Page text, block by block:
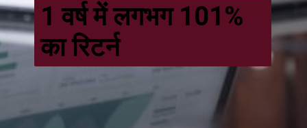
1 वर्ष में लगभग 101%
का रिटर्न